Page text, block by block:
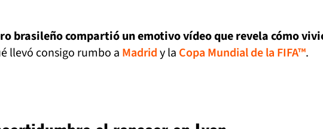
brasileño compartió un emotivo vídeo que revela cómo
llevó consigo rumbo a Madridy la Copa Mundial de la FIFA™.